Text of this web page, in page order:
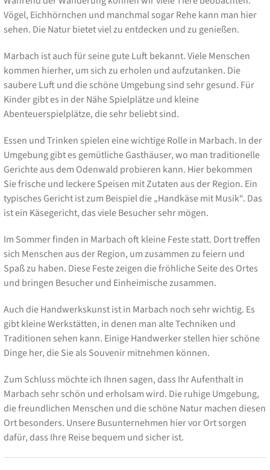
Vögel, Eichhörnchen und manchmal sogar Rehe kann man hier
sehen. Die Natur bietet viel zu entdecken und zu genießen.
Marbach ist auch für seine gute Luft bekannt. Viele Menschen
kommen hierher, um sich zu erholen und aufzutanken. Die
saubere Luft und die schöne Umgebung sind sehr gesund. Für
Kinder gibt es in der Nähe Spielplätze und kleine
Abenteuerspielplätze, die sehr beliebt sind.
Essen und Trinken spielen eine wichtige Rolle in Marbach. In der
Umgebung gibt es gemütliche Gasthäuser, wo man traditionelle
Gerichte aus dem Odenwald probieren kann. Hier bekommen
Sie frische und leckere Speisen mit Zutaten aus der Region. Ein
typisches Gericht ist zum Beispiel die „Handkäse mit Musik“. Das
ist ein Käsegericht, das viele Besucher sehr mögen.
Im Sommer finden in Marbach oft kleine Feste statt. Dort treffen
sich Menschen aus der Region, um zusammen zu feiern und
Spaß zu haben. Diese Feste zeigen die fröhliche Seite des Ortes
und bringen Besucher und Einheimische zusammen.
Auch die Handwerkskunst ist in Marbach noch sehr wichtig. Es
gibt kleine Werkstätten, in denen man alte Techniken und
Traditionen sehen kann. Einige Handwerker stellen hier schöne
Dinge her, die Sie als Souvenir mitnehmen können.
Zum Schluss möchte ich Ihnen sagen, dass Ihr Aufenthalt in
Marbach sehr schön und erholsam wird. Die ruhige Umgebung,
die freundlichen Menschen und die schöne Natur machen diesen
Ort besonders. Unsere Busunternehmen hier vor Ort sorgen
dafür, dass Ihre Reise bequem und sicher ist.